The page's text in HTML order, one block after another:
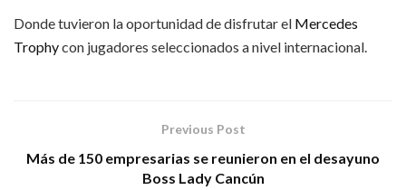
Donde tuvieron la oportunidad de disfrutar el Mercedes
Trophycon jugadores seleccionados a nivel internacional.
Previous Post
Más de 150 empresarias se reunieron en el desayuno
Boss Lady Cancún